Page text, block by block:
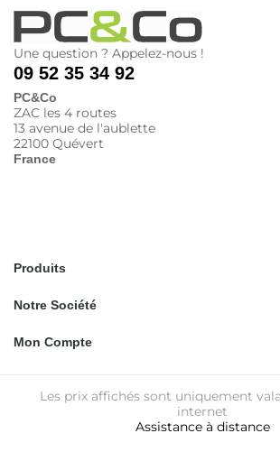
Une question ? Appelez-nous !
09 52 35 34 92
PC&Co
ZAC les 4 routes
13 avenue de l'aublette
22100 Quévert
France
Produits
Notre Société
Mon Compte
Les prix affichés sont uniquement
internet
Assistance à distance